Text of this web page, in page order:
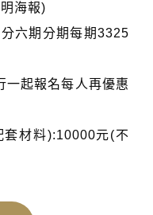
海報)
六期分期每期3325
一起報名每人再優惠
材料):10000元(不